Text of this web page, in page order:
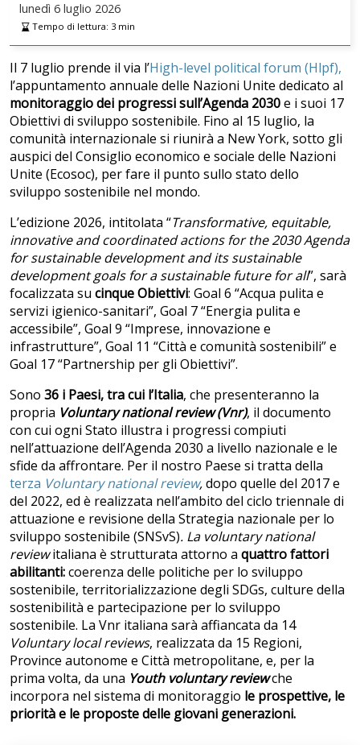
lunedì 6 luglio 2026
Tempo di lettura: 3min
Il 7 luglio prende il via l’High-level political forum (Hlpf),
l’appuntamento annuale delle Nazioni Unite dedicato al
monitoraggio dei progressi sull’Agenda 2030e i suoi 17
Obiettivi di sviluppo sostenibile. Fino al 15 luglio, la
comunità internazionale si riunirà a New York, sotto gli
auspici del Consiglio economico e sociale delle Nazioni
Unite (Ecosoc), per fare il punto sullo stato dello
sviluppo sostenibile nel mondo.
L’edizione 2026, intitolata “Transformative, equitable,
innovative and coordinated actions for the 2030 Agenda
for sustainable development and its sustainable
development goals for a sustainable future for all”, sarà
focalizzata su cinque Obiettivi: Goal 6 “Acqua pulita e
servizi igienico-sanitari”, Goal 7 “Energia pulita e
accessibile”, Goal 9 “Imprese, innovazione e
infrastrutture”, Goal 11 “Città e comunità sostenibili” e
Goal 17 “Partnership per gli Obiettivi”.
Sono 36 i Paesi, tra cui l’Italia, che presenteranno la
propria Voluntary national review (Vnr), il documento
con cui ogni Stato illustra i progressi compiuti
nell’attuazione dell’Agenda 2030 a livello nazionale e le
sfide da affrontare. Per il nostro Paese si tratta della
terza Voluntary national review,dopo quelle del 2017 e
del 2022, ed è realizzata nell’ambito del ciclo triennale di
attuazione e revisione della Strategia nazionale per lo
sviluppo sostenibile (SNSvS). La voluntary national
reviewitaliana è strutturata attorno a quattro fattori
abilitanti:coerenza delle politiche per lo sviluppo
sostenibile, territorializzazione degli SDGs, culture della
sostenibilità e partecipazione per lo sviluppo
sostenibile. La Vnr italiana sarà affiancata da 14
Voluntary local reviews, realizzata da 15 Regioni,
Province autonome e Città metropolitane, e, per la
prima volta, da una Youth voluntary reviewche
incorpora nel sistema di monitoraggio le prospettive, le
priorità e le proposte delle giovani generazioni.